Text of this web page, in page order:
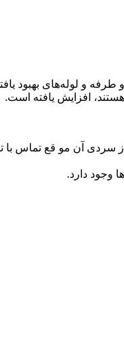
جدیدی را در طراحی و فناوری نوین خود دارد
افزایش یافته است.
آن مو قع تماس با
وجود دارد.